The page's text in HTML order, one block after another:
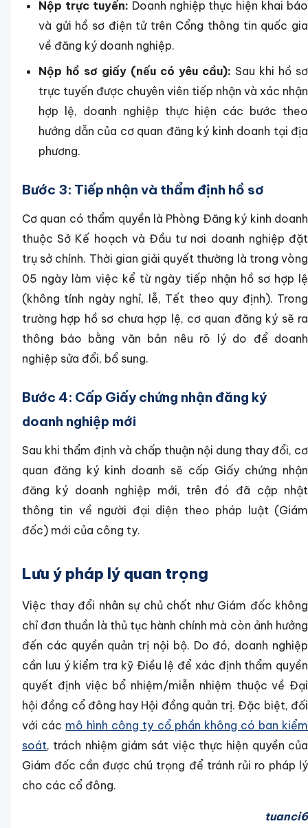
Nộp trực tuyến: Doanh nghiệp thực hiện khai báo
và gửi hồ sơ điện tử trên Cổng thông tin quốc gia
về đăng ký doanh nghiệp.
Nộp hồ sơ giấy (nếu có yêu cầu): Sau khi hồ sơ
trực tuyến được chuyên viên tiếp nhận và xác nhận
hợp lệ, doanh nghiệp thực hiện các bước theo
hướng dẫn của cơ quan đăng ký kinh doanh tại địa
phương.
Bước 3: Tiếp nhận và thẩm định hồ sơ
Cơ quan có thẩm quyền là Phòng Đăng ký kinh doanh
thuộc Sở Kế hoạch và Đầu tư nơi doanh nghiệp đặt
trụ sở chính. Thời gian giải quyết thường là trong vòng
05 ngày làm việc kể từ ngày tiếp nhận hồ sơ hợp lệ
(không tính ngày nghỉ, lễ, Tết theo quy định). Trong
trường hợp hồ sơ chưa hợp lệ, cơ quan đăng ký sẽ ra
thông báo bằng văn bản nêu rõ lý do để doanh
nghiệp sửa đổi, bổ sung.
Bước 4: Cấp Giấy chứng nhận đăng ký
doanh nghiệp mới
Sau khi thẩm định và chấp thuận nội dung thay đổi, cơ
quan đăng ký kinh doanh sẽ cấp Giấy chứng nhận
đăng ký doanh nghiệp mới, trên đó đã cập nhật
thông tin về người đại diện theo pháp luật (Giám
đốc) mới của công ty.
Lưu ý pháp lý quan trọng
Việc thay đổi nhân sự chủ chốt như Giám đốc không
chỉ đơn thuần là thủ tục hành chính mà còn ảnh hưởng
đến các quyền quản trị nội bộ. Do đó, doanh nghiệp
cần lưu ý kiểm tra kỹ Điều lệ để xác định thẩm quyền
quyết định việc bổ nhiệm/miễn nhiệm thuộc về Đại
hội đồng cổ đông hay Hội đồng quản trị. Đặc biệt, đối
với các mô hình công ty cổ phần không có ban kiểm
soát, trách nhiệm giám sát việc thực hiện quyền của
Giám đốc cần được chú trọng để tránh rủi ro pháp lý
cho các cổ đông.
tuanci6